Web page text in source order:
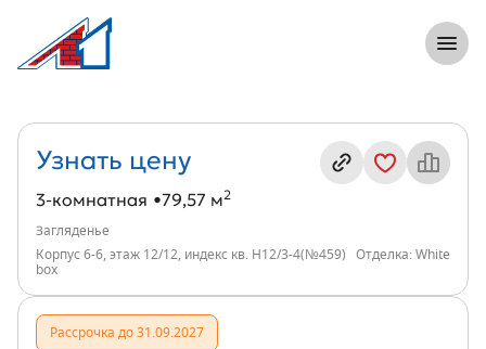
3-комнатная, 80 м², ЖК Загляденье,
Информация о квартире
Узнать цену
3-комнатная 79,57 м2
Загляденье
Корпус 6-6, этаж 12/12, индекс кв. Н12/3-4(№459)
Отделка: White
box
Рассрочка до 31.09.2027